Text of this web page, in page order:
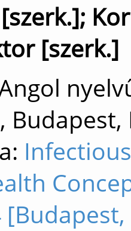
;
[szerk.]